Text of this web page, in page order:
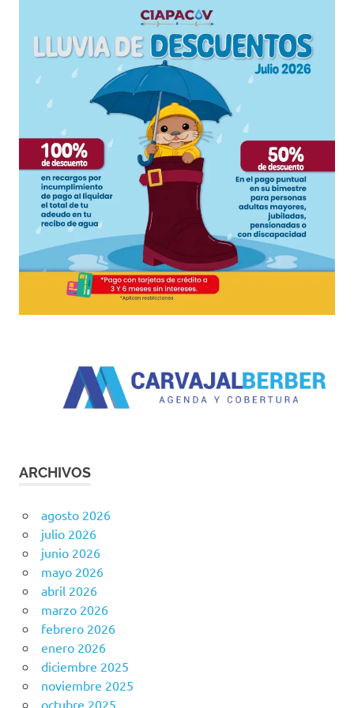
ARCHIVOS
agosto 2026
julio 2026
junio 2026
mayo 2026
abril 2026
marzo 2026
febrero 2026
enero 2026
diciembre 2025
noviembre 2025
octubre 2025